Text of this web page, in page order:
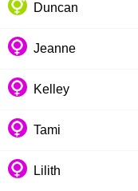
Duncan
Jeanne
Kelley
Tami
Lilith